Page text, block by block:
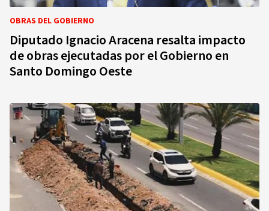
OBRAS DEL GOBIERNO
Diputado Ignacio Aracena resalta impacto
de obras ejecutadas por el Gobierno en
Santo Domingo Oeste